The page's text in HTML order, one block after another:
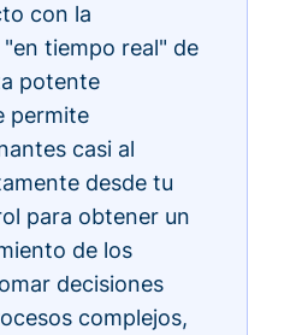
con la
tiempo real" de
potente
permite
casi al
desde tu
para obtener un
de los
decisiones
complejos,